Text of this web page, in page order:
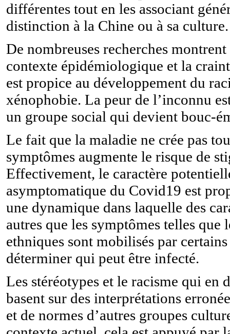
différentes tout en les associant
distinction à la Chine ou à sa culture.
De nombreuses recherches
contexte épidémiologique et la
est propice au développement du
xénophobie. La peur de l’inconnu
un groupe social qui devient bouc-
Le fait que la maladie ne crée pas
symptômes augmente le risque de
Effectivement, le caractère
asymptomatique du Covid19 est
une dynamique dans laquelle des
autres que les symptômes telles que
ethniques sont mobilisés par
déterminer qui peut être infecté.
Les stéréotypes et le racisme qui en
basent sur des interprétations
et de normes d’autres groupes